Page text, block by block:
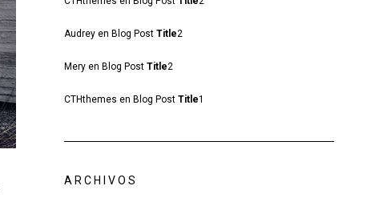
Audreyen Blog Post Title2
Meryen Blog Post Title2
CTHthemes en Blog Post Title1
ARCHIVOS